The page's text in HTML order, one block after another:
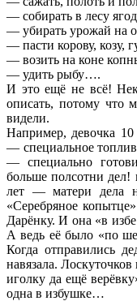
— собирать в лесу
— убирать урожай на
— пасти корову, козу,
— возить на коне
— удить рыбу….
И это ещё не всё!
описать, потому что
видели.
Например, девочка 10
— специальное
— специально
больше полсотни дел!
лет — матери дела
«Серебряное
Дарёнку. И она «в
А ведь её было «по
Когда отправились
навязала.
иголку да ещё
одна в избушке…